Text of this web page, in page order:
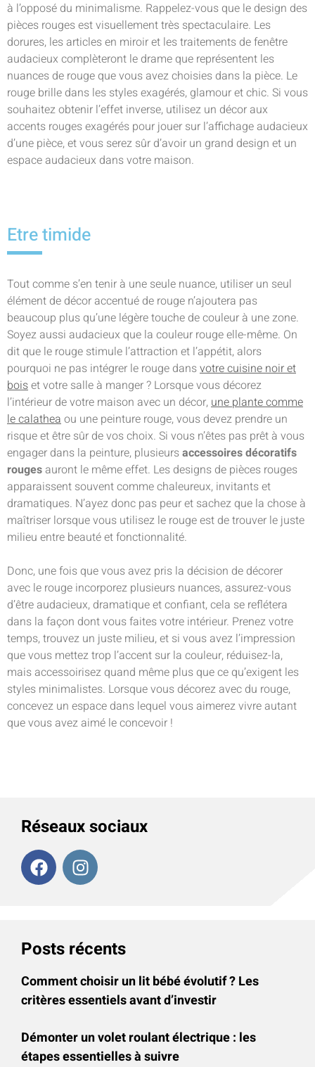
à l’opposé du minimalisme. Rappelez-vous que le design des
pièces rouges est visuellement très spectaculaire. Les
dorures, les articles en miroir et les traitements de fenêtre
audacieux complèteront le drame que représentent les
nuances de rouge que vous avez choisies dans la pièce. Le
rouge brille dans les styles exagérés, glamour et chic. Si vous
souhaitez obtenir l’effet inverse, utilisez un décor aux
accents rouges exagérés pour jouer sur l’affichage audacieux
d’une pièce, et vous serez sûr d’avoir un grand design et un
espace audacieux dans votre maison.
Etre timide
Tout comme s’en tenir à une seule nuance, utiliser un seul
élément de décor accentué de rouge n’ajoutera pas
beaucoup plus qu’une légère touche de couleur à une zone.
Soyez aussi audacieux que la couleur rouge elle-même. On
dit que le rouge stimule l’attraction et l’appétit, alors
pourquoi ne pas intégrer le rouge dansvotre cuisine noir et
boiset votre salle à manger ? Lorsque vous décorez
l’intérieur de votre maison avec un décor,une plante comme
le calatheaou une peinture rouge, vous devez prendre un
risque et être sûr de vos choix. Si vous n’êtes pas prêt à vous
engager dans la peinture, plusieursaccessoires décoratifs
rouges auront le même effet. Les designs de pièces rouges
apparaissent souvent comme chaleureux, invitants et
dramatiques. N’ayez donc pas peur et sachez que la chose à
maîtriser lorsque vous utilisez le rouge est de trouver le juste
milieu entre beauté et fonctionnalité.
Donc, une fois que vous avez pris la décision de décorer
avec le rouge incorporez plusieurs nuances, assurez-vous
d’être audacieux, dramatique et confiant, cela se reflétera
dans la façon dont vous faites votre intérieur. Prenez votre
temps, trouvez un juste milieu, et si vous avez l’impression
que vous mettez trop l’accent sur la couleur, réduisez-la,
mais accessoirisez quand même plus que ce qu’exigent les
styles minimalistes. Lorsque vous décorez avec du rouge,
concevez un espace dans lequel vous aimerez vivre autant
que vous avez aimé le concevoir !
Réseaux sociaux
Posts récents
Comment choisir un lit bébé évolutif ? Les
critères essentiels avant d’investir
Démonter un volet roulant électrique : les
étapes essentielles à suivre